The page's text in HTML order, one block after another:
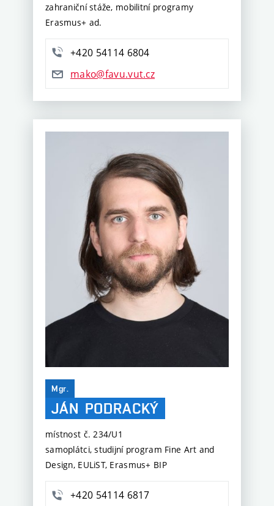
zahraniční stáže, mobilitní programy
Erasmus+ ad.
+420 54114 6804
mako@favu.vut.cz
Mgr.
JÁN PODRACKÝ
místnost č. 234/U1
samoplátci, studijní program Fine Art and
Design, EULiST, Erasmus+ BIP
+420 54114 6817